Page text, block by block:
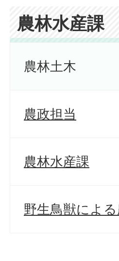
農林水産課
農林土木
農政担当
農林水産課
野生鳥獣によ